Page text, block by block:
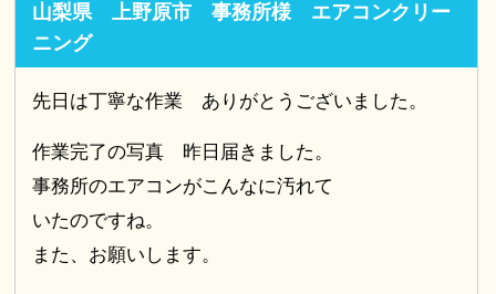
山梨県 上野原市 事務所様 エアコンクリー
ニング
先日は丁寧な作業 ありがとうございました。
作業完了の写真 昨日届きました。
事務所のエアコンがこんなに汚れて
いたのですね。
また、お願いします。